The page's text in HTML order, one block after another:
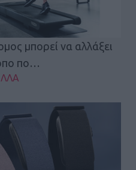
μπορεί να αλλάξει
πο…